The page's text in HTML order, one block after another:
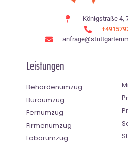
Königstraße 4,
Leistungen
Behördenumzug
Büroumzug
Fernumzug
Firmenumzug
Laborumzug